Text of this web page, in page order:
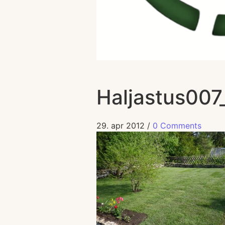
29. apr 2012 / 0 Comments